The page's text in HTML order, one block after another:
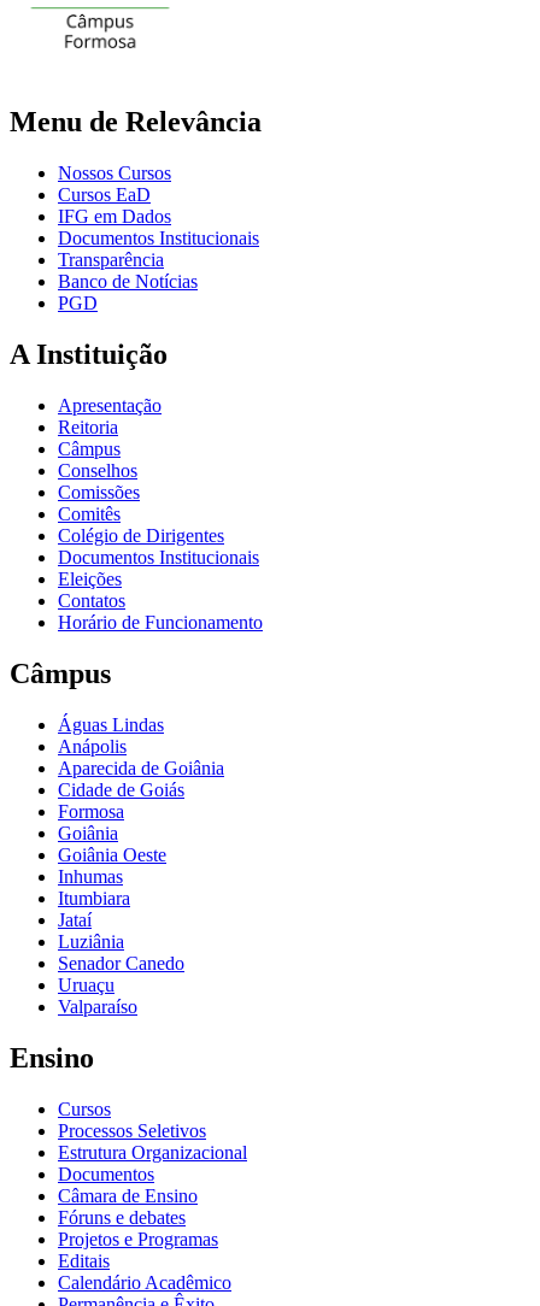
Menu de Relevância
Nossos Cursos
Cursos EaD
IFG em Dados
Documentos Institucionais
Transparência
Banco de Notícias
PGD
A Instituição
Apresentação
Reitoria
Câmpus
Conselhos
Comissões
Comitês
Colégio de Dirigentes
Documentos Institucionais
Eleições
Contatos
Horário de Funcionamento
Câmpus
Águas Lindas
Anápolis
Aparecida de Goiânia
Cidade de Goiás
Formosa
Goiânia
Goiânia Oeste
Inhumas
Itumbiara
Jataí
Luziânia
Senador Canedo
Uruaçu
Valparaíso
Ensino
Cursos
Processos Seletivos
Estrutura Organizacional
Documentos
Câmara de Ensino
Fóruns e debates
Projetos e Programas
Editais
Calendário Acadêmico